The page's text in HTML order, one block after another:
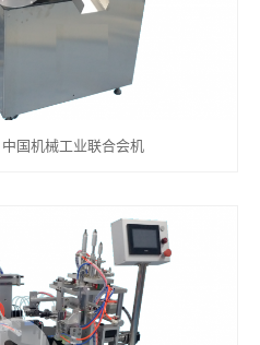
国机械工业联合会机